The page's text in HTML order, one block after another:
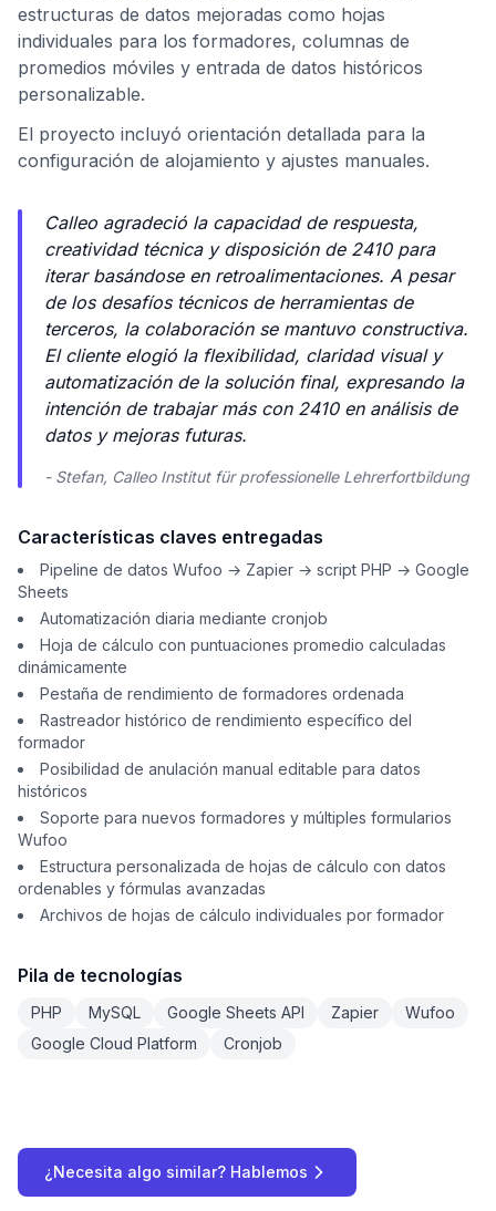
estructuras de datos mejoradas como hojas
individuales para los formadores, columnas de
promedios móviles y entrada de datos históricos
personalizable.
El proyecto incluyó orientación detallada para la
configuración de alojamiento y ajustes manuales.
Calleo agradeció la capacidad de respuesta,
creatividad técnica y disposición de 2410 para
iterar basándose en retroalimentaciones. A pesar
de los desafíos técnicos de herramientas de
terceros, la colaboración se mantuvo constructiva.
El cliente elogió la flexibilidad, claridad visual y
automatización de la solución final, expresando la
intención de trabajar más con 2410 en análisis de
datos y mejoras futuras.
- Stefan, Calleo Institut für professionelle Lehrerfortbildung
Características claves entregadas
Pipeline de datos Wufoo → Zapier → script PHP → Google
Sheets
Automatización diaria mediante cronjob
Hoja de cálculo con puntuaciones promedio calculadas
dinámicamente
Pestaña de rendimiento de formadores ordenada
Rastreador histórico de rendimiento específico del
formador
Posibilidad de anulación manual editable para datos
históricos
Soporte para nuevos formadores y múltiples formularios
Wufoo
Estructura personalizada de hojas de cálculo con datos
ordenables y fórmulas avanzadas
Archivos de hojas de cálculo individuales por formador
Pila de tecnologías
PHP MySQL Google Sheets API Zapier
Wufoo
Google Cloud Platform
Cronjob
¿Necesita algo similar? Hablemos